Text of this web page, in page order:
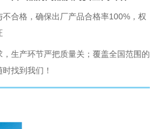
合格，确保出厂产品合格率100%，权
生产环节严把质量关；覆盖全国范围的
找到我们！